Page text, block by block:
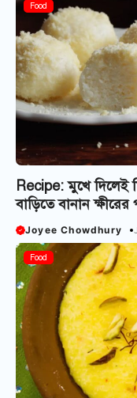
Food
Recipe: মুখে দিলেই
বাড়িতে বানান
Joyee Chowdhury
Food